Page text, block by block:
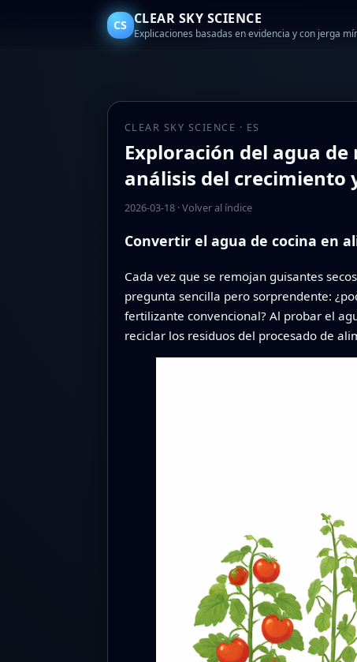
CS CLEAR SKY SCIENCE
Explicaciones basadas en evidencia y con jerga
CLEAR SKY SCIENCE · ES
Exploración del agua
análisis del crecimiento
2026-03-18·Volver al índice
Convertir el agua de cocina en
Cada vez que se remojan guisantes
pregunta sencilla pero sorprendente:
fertilizante convencional? Al probar el
reciclar los residuos del procesado de